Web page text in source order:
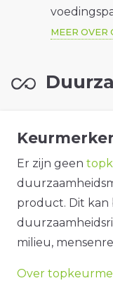
MEER OVER
Er zijn geen
product. Dit
milieu,
Over